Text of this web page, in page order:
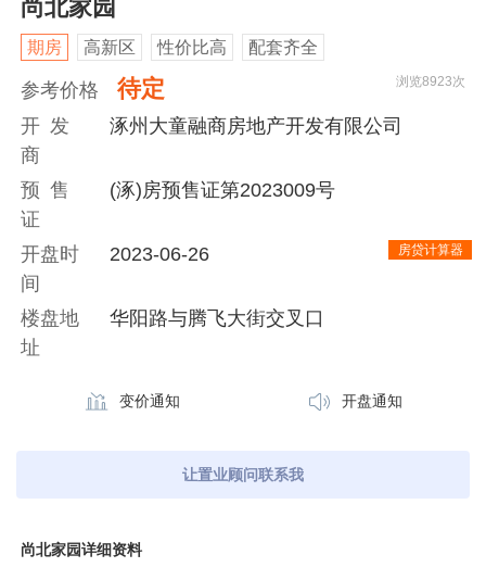
尚北家园
期房 高新区 性价比高 配套齐全
参考价格 待定 浏览8923次
开 发
商
涿州大童融商房地产开发有限公司
预 售
证
(涿)房预售证第2023009号
开盘时
间
2023-06-26 房贷计算器
楼盘地
址
华阳路与腾飞大街交叉口
变价通知 开盘通知
让置业顾问联系我
尚北家园详细资料